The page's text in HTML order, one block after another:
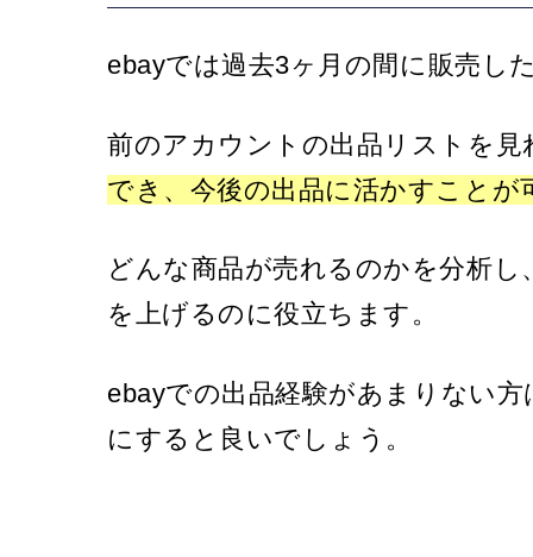
ebayでは過去3ヶ月の間に販売し
前のアカウントの出品リストを見
でき、今後の出品に活かすことが
どんな商品が売れるのかを分析
を上げるのに役立ちます。
ebayでの出品経験があまりない
にすると良いでしょう。